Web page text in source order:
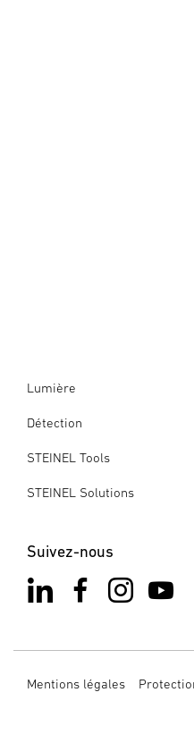
Lumière
Détection
STEINEL Tools
STEINEL Solutions
Suivez-nous
Mentions légales